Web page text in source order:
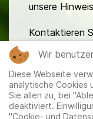
unsere
Kontaktieren
Wir
Diese Webseite
analytische Cookies
Sie allen zu, bei
deaktiviert.
"Cookie- und